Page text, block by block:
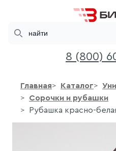
8 (800)
Главная Каталог
Сорочки и рубашки
Рубашка красно-